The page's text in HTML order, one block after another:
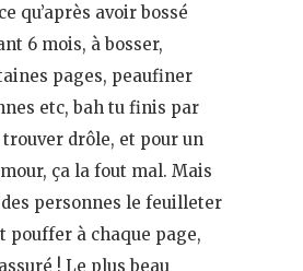
qu’après avoir bossé
6 mois, à bosser,
pages, peaufiner
etc, bah tu finis par
trouver drôle, et pour un
ça la fout mal. Mais
des personnes le feuilleter
pouffer à chaque page,
! Le plus beau